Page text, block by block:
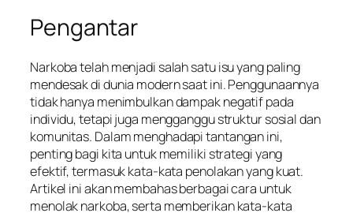
Pengantar
Narkoba telah menjadi salah satu isu yang paling
mendesak di dunia modern saat ini. Penggunaannya
tidak hanya menimbulkan dampak negatif pada
individu, tetapi juga mengganggu struktur sosial dan
komunitas. Dalam menghadapi tantangan ini,
penting bagi kita untuk memiliki strategi yang
efektif, termasuk kata-kata penolakan yang kuat.
Artikel ini akan membahas berbagai cara untuk
menolak narkoba, serta memberikan kata-kata